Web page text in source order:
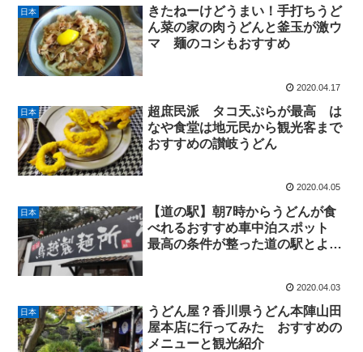
日本
きたねーけどうまい！手打ちうど
ん菜の家の肉うどんと釜玉が激ウ
マ 麺のコシもおすすめ
2020.04.17
日本
超庶民派 タコ天ぷらが最高 は
なや食堂は地元民から観光客まで
おすすめの讃岐うどん
2020.04.05
日本
【道の駅】朝7時からうどんが食
べれるおすすめ車中泊スポット
最高の条件が整った道の駅とよは
2020.04.03
日本
うどん屋？香川県うどん本陣山田
屋本店に行ってみた おすすめの
メニューと観光紹介